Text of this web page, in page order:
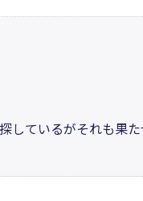
怒り、哀しみがうず
しているがそれも果
。流れ者を見つける
目置かれる存在だっ